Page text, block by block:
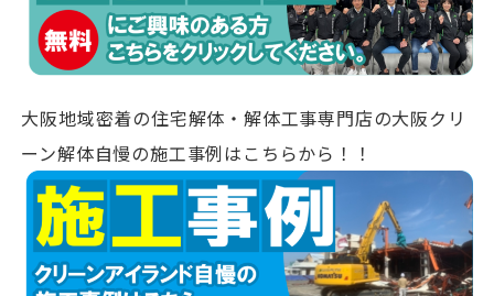
大阪地域密着の住宅解体・解体工事専門店の大阪クリ
ーン解体自慢の施工事例はこちらから！！